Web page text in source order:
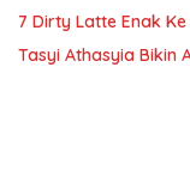
7 Dirty Latte Enak
Tasyi Athasyia Bikin